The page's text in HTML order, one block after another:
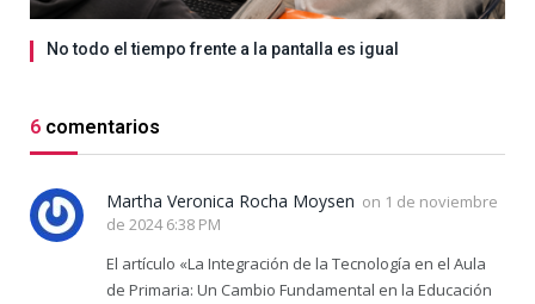
No todo el tiempo frente a la pantalla es igual
6 comentarios
Martha Veronica Rocha Moysen on 1 de noviembre
de 2024 6:38 PM
El artículo «La Integración de la Tecnología en el Aula
de Primaria: Un Cambio Fundamental en la Educación